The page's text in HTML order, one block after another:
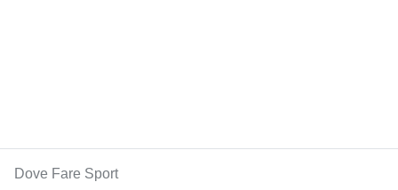
Dove Fare Sport